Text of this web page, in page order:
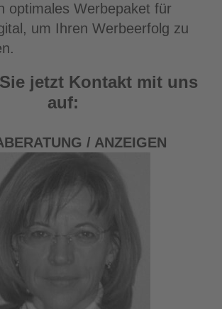
optimales Werbepaket für
um Ihren Werbeerfolg zu
jetzt Kontakt mit uns
auf:
/ ANZEIGEN